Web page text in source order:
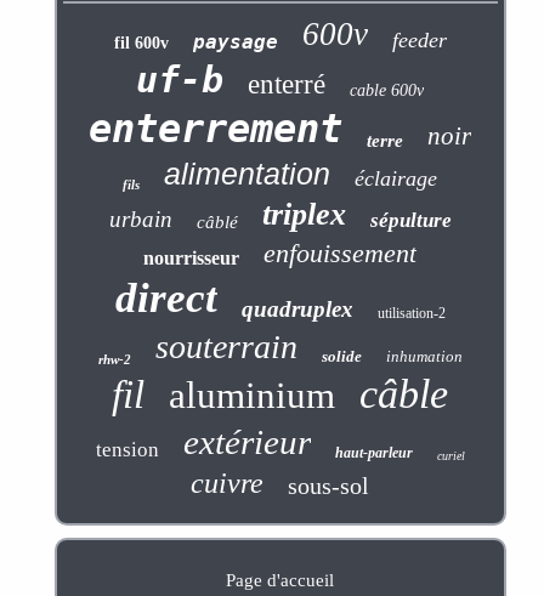
fil 600v paysage 600v feeder
uf-b enterré cable 600v
enterrement terre noir
fils alimentation éclairage
urbain câblé triplex sépulture
nourrisseur enfouissement
direct quadruplex utilisation-2
rhw-2 souterrain solide inhumation
fil aluminium câble
tension extérieur haut-parleur curiel
cuivre sous-sol
Page d'accueil